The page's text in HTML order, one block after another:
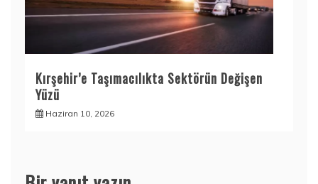
Kırşehir’e Taşımacılıkta Sektörün Değişen
Yüzü
Haziran 10, 2026